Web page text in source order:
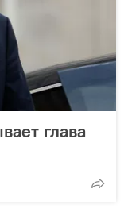
глава